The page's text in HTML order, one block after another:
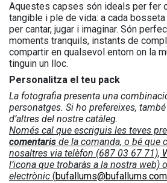
Aquestes capses són ideals per fer
tangible i ple de vida: a cada
per cantar, jugar i imaginar. Són
moments tranquils, instants de
compartir en qualsevol entorn on la
tinguin un lloc.
Personalitza el teu pack
La fotografia presenta una
personatges. Si ho prefereixes,
d’altres del nostre catàleg.
Només cal que escriguis les teves
comentaris de la comanda, o bé que
nosaltres via telèfon (687 03 67 71),
l’icona que trobaràs a la nostra web)
electrònic (bufallums@bufallums.com